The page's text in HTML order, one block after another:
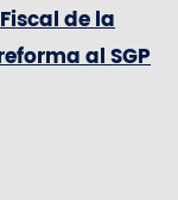
de la
al SGP